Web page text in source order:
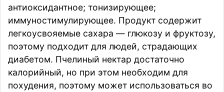
антиоксидантное; тонизирующее;
иммуностимулирующее. Продукт содержит
легкоусвояемые сахара — глюкозу и фруктозу,
поэтому подходит для людей, страдающих
диабетом. Пчелиный нектар достаточно
калорийный, но при этом необходим для
похудения, поэтому может использоваться во